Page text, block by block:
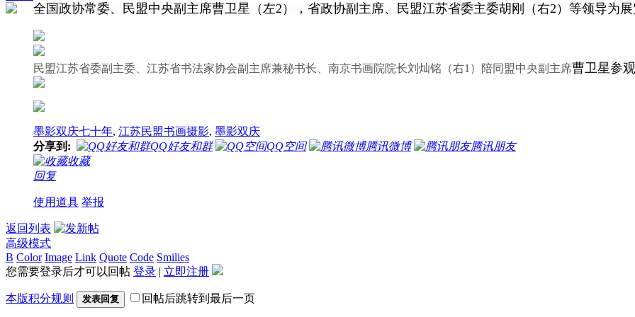
全国政协常委、民盟中央副主席曹卫星（左2），省政协副主席、民盟江苏省委主委胡刚（右2）等领导为
民盟江苏省委副主委、江苏省书法家协会副主席兼秘书长、南京书画院院长刘灿铭（右1）陪同盟中央副主席曹卫星参
墨影双庆七十年, 江苏民盟书画摄影, 墨影双庆
分享到:
QQ好友和群 QQ空间 腾讯微博
腾讯朋友
收藏
回复
使用道具 举报
返回列表
高级模式
B Color Image Link Quote Code Smilies
您需要登录后才可以回帖 登录 | 立即注册
本版积分规则 发表回复 回帖后跳转到最后一页